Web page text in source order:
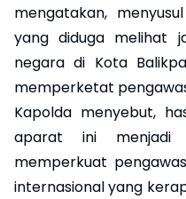
mengatakan,
yang diduga melihat
negara di Kota
memperketat
Kapolda menyebut,
aparat ini menjadi
memperkuat
internasional yang